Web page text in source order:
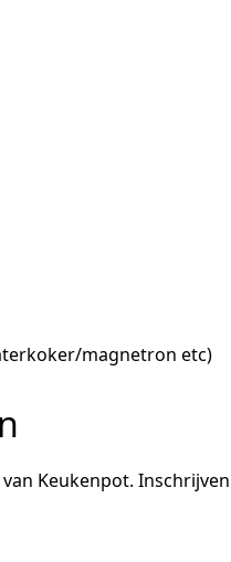
magnetron etc)
Keukenpot.